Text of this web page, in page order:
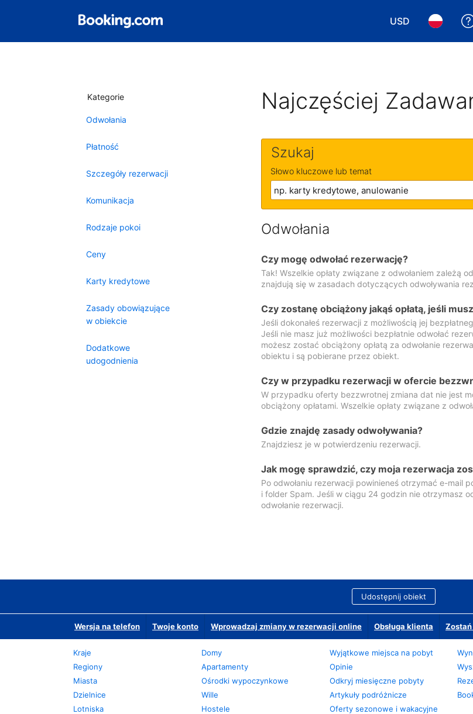
USD
Wybierz walutę.
Wybierz
Kategorie
Odwołania
Płatność
Szczegóły rezerwacji
Komunikacja
Rodzaje pokoi
Ceny
Karty kredytowe
Zasady obowiązujące
w obiekcie
Dodatkowe
udogodnienia
Najczęściej
Szukaj
Słowo kluczowe lub temat
Odwołania
Czy mogę odwołać rezerwację?
Tak! Wszelkie opłaty związane z odwołaniem zależą
znajdują się w zasadach dotyczących odwoływania
Czy zostanę obciążony jakąś opłatą, jeśli
Jeśli dokonałeś rezerwacji z możliwością jej
Jeśli nie masz już możliwości bezpłatnie odwołać
możesz zostać obciążony opłatą za odwołanie
obiektu i są pobierane przez obiekt.
Czy w przypadku rezerwacji w ofercie
W przypadku oferty bezzwrotnej zmiana dat nie jest
obciążony opłatami. Wszelkie opłaty związane z
Gdzie znajdę zasady odwoływania?
Znajdziesz je w potwierdzeniu rezerwacji.
Jak mogę sprawdzić, czy moja rezerwacja
Po odwołaniu rezerwacji powinieneś otrzymać e-mail
i folder Spam. Jeśli w ciągu 24 godzin nie otrzymasz
odwołanie rezerwacji.
Udostępnij obiekt
Wersja na telefon Twoje konto Wprowadzaj zmiany w rezerwacji online Obsługa klienta
Kraje
Regiony
Miasta
Dzielnice
Lotniska
Domy
Apartamenty
Ośrodki wypoczynkowe
Wille
Hostele
Wyjątkowe miejsca na pobyt
Opinie
Odkryj miesięczne pobyty
Artykuły podróżnicze
Oferty sezonowe i wakacyjne